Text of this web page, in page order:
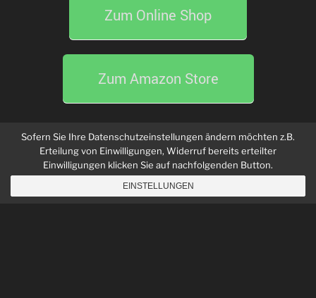
Zum Online Shop
Zum Amazon Store
Sofern Sie Ihre Datenschutzeinstellungen ändern möchten z.B.
Erteilung von Einwilligungen, Widerruf bereits erteilter
Einwilligungen klicken Sie auf nachfolgenden Button.
EINSTELLUNGEN